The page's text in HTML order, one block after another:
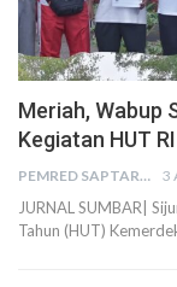
Meriah, Wabup
Kegiatan HUT
PEMRED SAPTARIUS 3
JURNAL SUMBAR|
Tahun (HUT)